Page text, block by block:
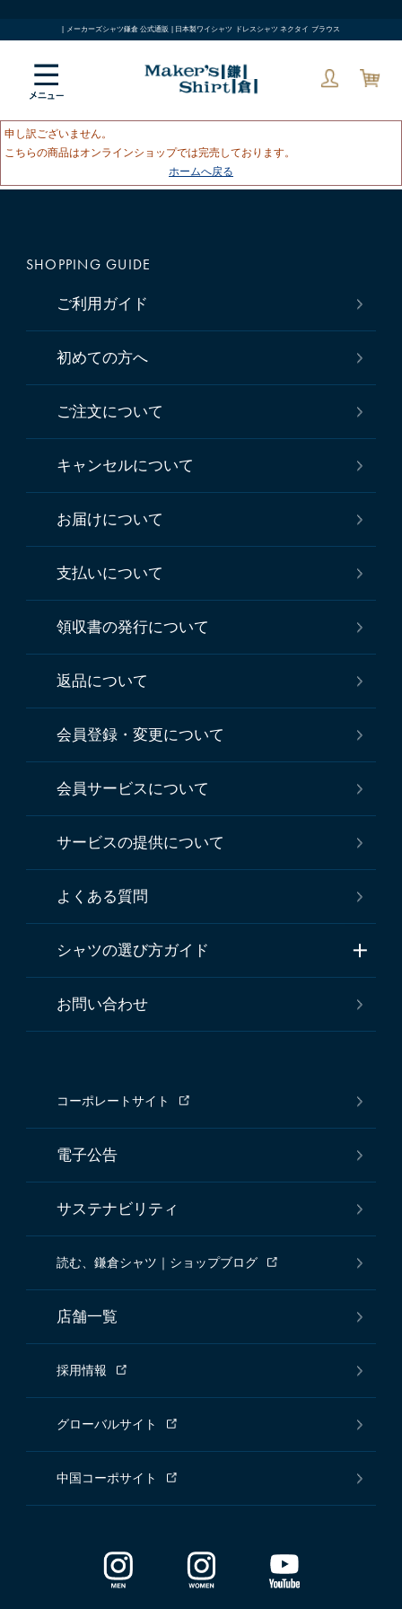
| メーカーズシャツ鎌倉 公式通販 | 日本製ワイシャツ ドレスシャツ ネクタイ ブラウス
申し訳ございません。
こちらの商品はオンラインショップでは完売しております。
ホームへ戻る
SHOPPING GUIDE
ご利用ガイド
初めての方へ
ご注文について
キャンセルについて
お届けについて
支払いについて
領収書の発行について
返品について
会員登録・変更について
会員サービスについて
サービスの提供について
よくある質問
シャツの選び方ガイド
お問い合わせ
コーポレートサイト
電子公告
サステナビリティ
読む、鎌倉シャツ｜ショップブログ
店舗一覧
採用情報
グローバルサイト
中国コーポサイト